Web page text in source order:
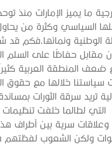
السياسي وكثرة من
الوطنية
مقابل حفاظًا على السلم
ضعف المنطقة العربية
سياستنا خلالها مع حقوق
تريد سرقة الثورات
التي لطالما خلفت
سرية بين أطراف
ولكن الشعوب